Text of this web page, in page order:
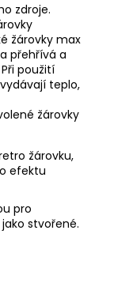
zdroje.
žárovky max
přehřívá a
použití
teplo,
žárovky
žárovku,
efektu
pro
stvořené.